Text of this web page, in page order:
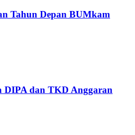
Tahun Depan BUMkam
DIPA dan TKD Anggaran